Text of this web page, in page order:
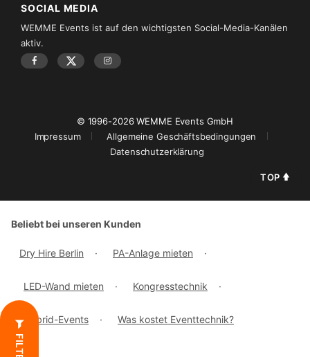
SOCIAL MEDIA
WEMME Events ist auf den wichtigsten Social-Media-Kanälen
aktiv.
© 1996-2026 WEMME Events GmbH
Impressum
Allgemeine Geschäftsbedingungen
Datenschutzerklärung
TOP
Beliebt bei unseren Kunden
Dry Hire Berlin · PA-Anlage mieten ·
LED-Wand mieten · Kongresstechnik ·
Hybrid-Events · Was kostet Eventtechnik?